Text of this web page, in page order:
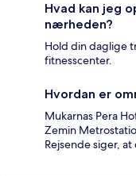
Hvad kan jeg
nærheden?
Hold din daglige
fitnesscenter.
Hvordan er
Mukarnas Pera
Zemin
Rejsende siger,